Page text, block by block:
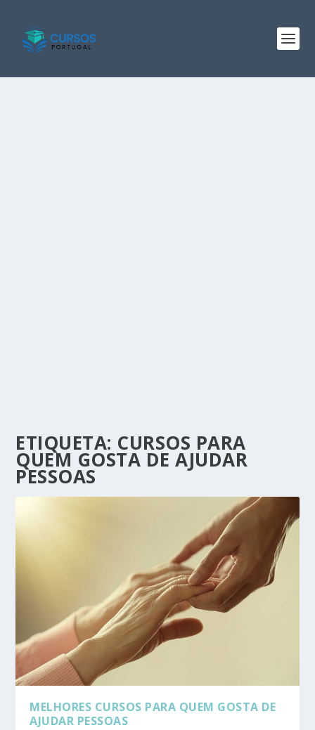
ETIQUETA: CURSOS PARA
QUEM GOSTA DE AJUDAR
PESSOAS
MELHORES CURSOS PARA QUEM GOSTA DE
AJUDAR PESSOAS